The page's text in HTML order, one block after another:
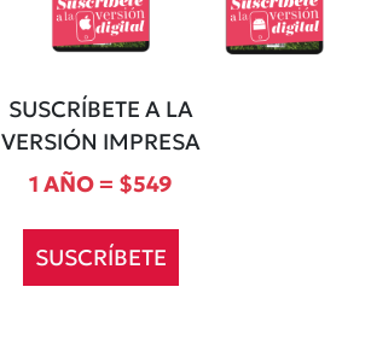
SUSCRÍBETE A LA
VERSIÓN IMPRESA
1 AÑO = $549
SUSCRÍBETE